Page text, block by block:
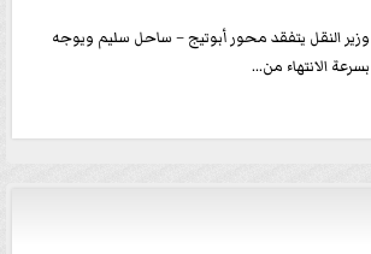
وزير النقل يتفقد محور أبوتيج – ساحل سليم ويوجه
بسرعة الانتهاء من...